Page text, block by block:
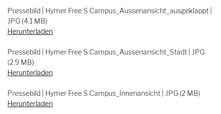
Pressebild | Hymer Free S Campus_Aussenansicht_ausgeklappt |
JPG (4.1 MB)
Herunterladen
Pressebild | Hymer Free S Campus_Aussenansicht_Stadt | JPG
(2.9 MB)
Herunterladen
Pressebild | Hymer Free S Campus_Innenansicht | JPG (2 MB)
Herunterladen